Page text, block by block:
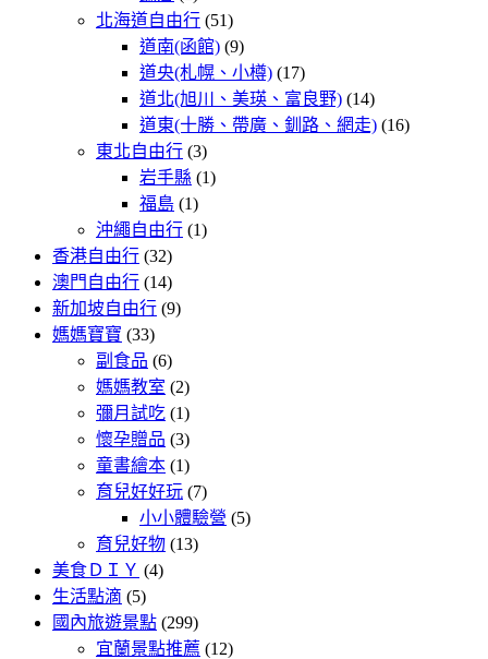
北海道自由行 (51)
道南(函館) (9)
道央(札幌、小樽) (17)
道北(旭川、美瑛、富良野) (14)
道東(十勝、帶廣、釧路、網走) (16)
東北自由行 (3)
岩手縣 (1)
福島 (1)
沖繩自由行 (1)
香港自由行 (32)
澳門自由行 (14)
新加坡自由行 (9)
媽媽寶寶 (33)
副食品 (6)
媽媽教室 (2)
彌月試吃 (1)
懷孕贈品 (3)
童書繪本 (1)
育兒好好玩 (7)
小小體驗營 (5)
育兒好物 (13)
美食ＤＩＹ (4)
生活點滴 (5)
國內旅遊景點 (299)
宜蘭景點推薦 (12)